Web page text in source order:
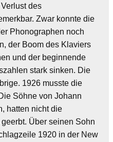
des
Zwar konnte die
Phonographen noch
der Boom des Klaviers
und der beginnende
stark sinken. Die
1926 musste die
Söhne von Johann
hatten nicht die
Über seinen Sohn
1920 in der New